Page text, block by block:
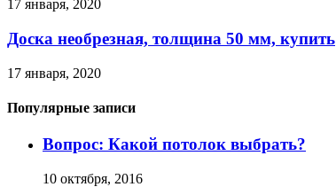
17 января, 2020
Доска необрезная, толщина 50 мм, купить
17 января, 2020
Популярные записи
Вопрос: Какой потолок выбрать?
10 октября, 2016